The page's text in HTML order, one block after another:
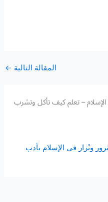
المقالة التالية ←
الإسلام – تعلم كيف تأكل وتشرب
وتُزار في الإسلام بأدب